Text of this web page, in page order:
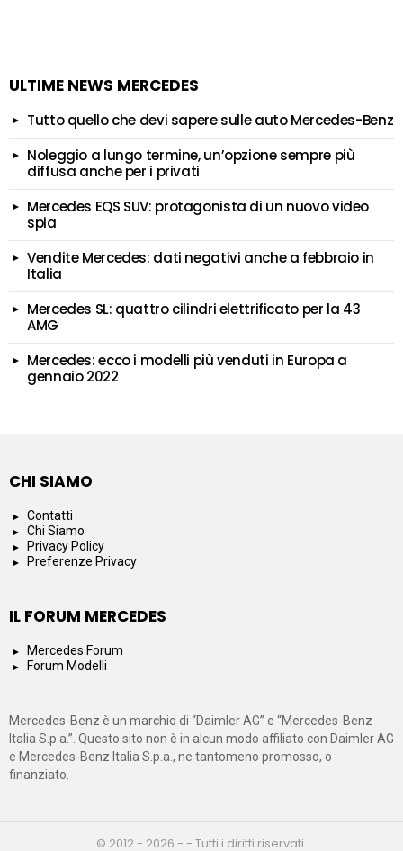
ULTIME NEWS MERCEDES
Tutto quello che devi sapere sulle auto Mercedes-Benz
Noleggio a lungo termine, un’opzione sempre più
diffusa anche per i privati
Mercedes EQS SUV: protagonista di un nuovo video
spia
Vendite Mercedes: dati negativi anche a febbraio in
Italia
Mercedes SL: quattro cilindri elettrificato per la 43
AMG
Mercedes: ecco i modelli più venduti in Europa a
gennaio 2022
CHI SIAMO
Contatti
Chi Siamo
Privacy Policy
Preferenze Privacy
IL FORUM MERCEDES
Mercedes Forum
Forum Modelli
Mercedes-Benz è un marchio di “Daimler AG” e “Mercedes-Benz
Italia S.p.a.”. Questo sito non è in alcun modo affiliato con Daimler AG
e Mercedes-Benz Italia S.p.a., ne tantomeno promosso, o
finanziato.
© 2012 - 2026 - - Tutti i diritti riservati.